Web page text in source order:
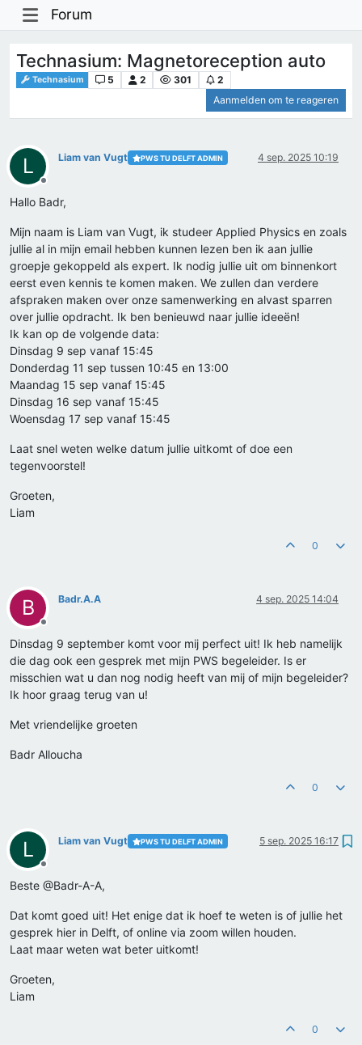
Forum
Technasium: Magnetoreception auto
Technasium 5 2 301
2
Aanmelden om te reageren
L
Offline
Liam van Vugt PWS TU DELFT ADMIN 4 sep. 2025 10:19
Hallo Badr,
Mijn naam is Liam van Vugt, ik studeer Applied Physics en zoals
jullie al in mijn email hebben kunnen lezen ben ik aan jullie
groepje gekoppeld als expert. Ik nodig jullie uit om binnenkort
eerst even kennis te komen maken. We zullen dan verdere
afspraken maken over onze samenwerking en alvast sparren
over jullie opdracht. Ik ben benieuwd naar jullie ideeën!
Ik kan op de volgende data:
Dinsdag 9 sep vanaf 15:45
Donderdag 11 sep tussen 10:45 en 13:00
Maandag 15 sep vanaf 15:45
Dinsdag 16 sep vanaf 15:45
Woensdag 17 sep vanaf 15:45
Laat snel weten welke datum jullie uitkomt of doe een
tegenvoorstel!
Groeten,
Liam
0
B
Offline
Badr.A.A 4 sep. 2025 14:04
Dinsdag 9 september komt voor mij perfect uit! Ik heb namelijk
die dag ook een gesprek met mijn PWS begeleider. Is er
misschien wat u dan nog nodig heeft van mij of mijn begeleider?
Ik hoor graag terug van u!
Met vriendelijke groeten
Badr Alloucha
0
L
Offline
Liam van Vugt PWS TU DELFT ADMIN 5 sep. 2025 16:17
Beste @Badr-A-A,
Dat komt goed uit! Het enige dat ik hoef te weten is of jullie het
gesprek hier in Delft, of online via zoom willen houden.
Laat maar weten wat beter uitkomt!
Groeten,
Liam
0